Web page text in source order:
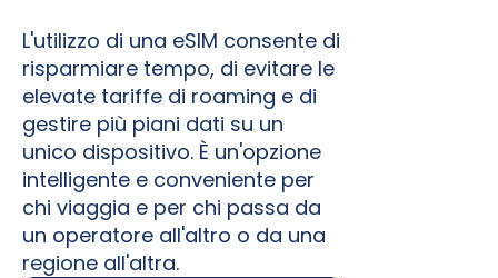
L'utilizzo di una eSIM consente di
risparmiare tempo, di evitare le
elevate tariffe di roaming e di
gestire più piani dati su un
unico dispositivo. È un'opzione
intelligente e conveniente per
chi viaggia e per chi passa da
un operatore all'altro o da una
regione all'altra.